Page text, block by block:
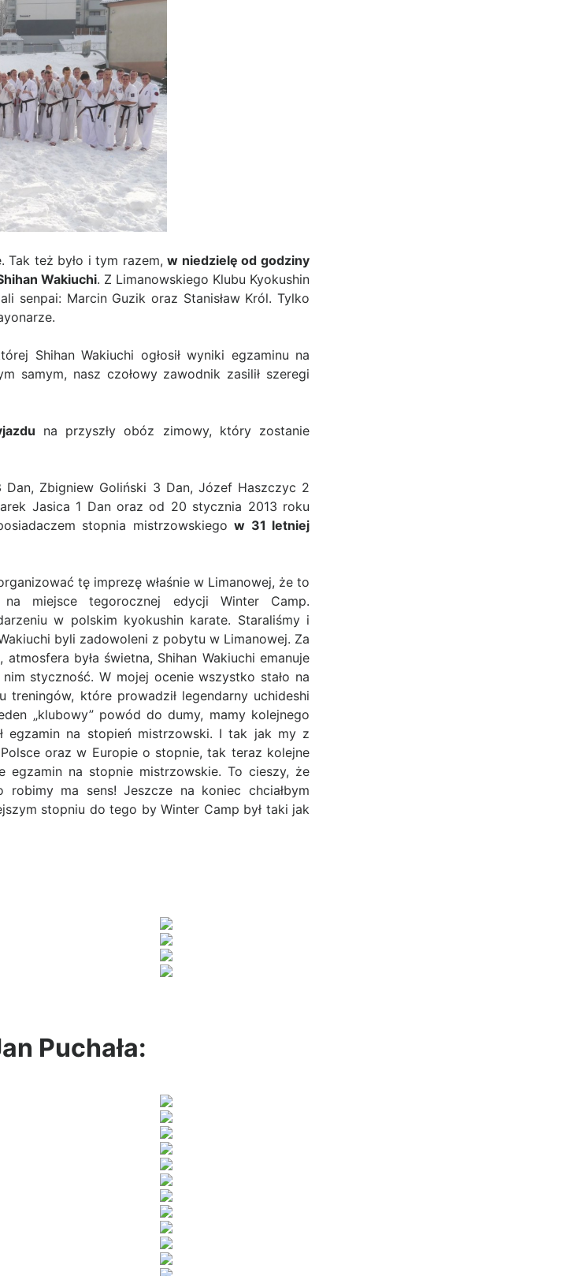
Tak też było i tym razem,w niedzielę od godziny
Wakiuchi. Z Limanowskiego Klubu Kyokushin
senpai: Marcin Guzik oraz Stanisław Król. Tylko
Shihan Wakiuchi ogłosił wyniki egzaminu na
samym, nasz czołowy zawodnik zasilił szeregi
na przyszły obóz zimowy, który zostanie
Dan, Zbigniew Goliński 3 Dan, Józef Haszczyc 2
Jasica 1 Dan oraz od 20 stycznia 2013 roku
stopnia mistrzowskiegow 31 letniej
tę imprezę właśnie w Limanowej, że to
na miejsce tegorocznej edycji Winter Camp.
w polskim kyokushin karate. Staraliśmy i
byli zadowoleni z pobytu w Limanowej. Za
była świetna, Shihan Wakiuchi emanuje
styczność. W mojej ocenie wszystko stało na
które prowadził legendarny uchideshi
„klubowy” powód do dumy, mamy kolejnego
egzamin na stopień mistrzowski. I tak jak my z
oraz w Europie o stopnie, tak teraz kolejne
egzamin na stopnie mistrzowskie. To cieszy, że
ma sens! Jeszcze na koniec chciałbym
stopniu do tego by Winter Camp był taki jak
Puchała: